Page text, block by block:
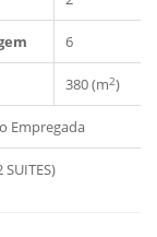
6
380 (m2)
Empregada